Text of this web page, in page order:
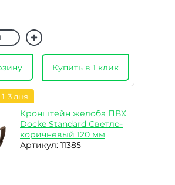
Купить в 1 клик
3 дня
Кронштейн желоба ПВХ
Docke Standard Светло-
коричневый 120 мм
Артикул: 11385